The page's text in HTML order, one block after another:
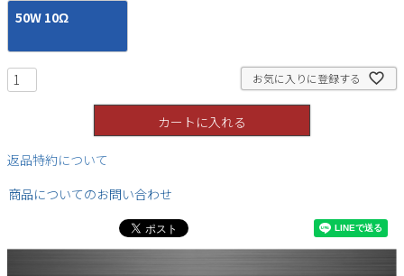
50W 10Ω
お気に入りに登録する
カートに入れる
返品特約について
商品についてのお問い合わせ